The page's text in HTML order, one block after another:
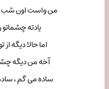
من واست اون شب
یادته
اما حالا دیگه
آخه من دیگه
ساده می گم ،